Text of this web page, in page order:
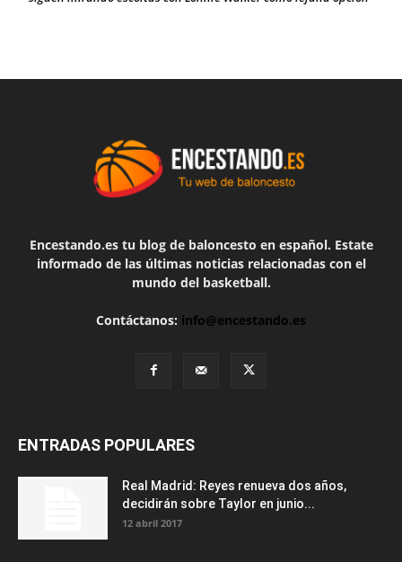
Encestando.es tu blog de baloncesto en español. Estate
informado de las últimas noticias relacionadas con el
mundo del basketball.
Contáctanos: info@encestando.es
ENTRADAS POPULARES
Real Madrid: Reyes renueva dos años,
decidirán sobre Taylor en junio...
12 abril 2017